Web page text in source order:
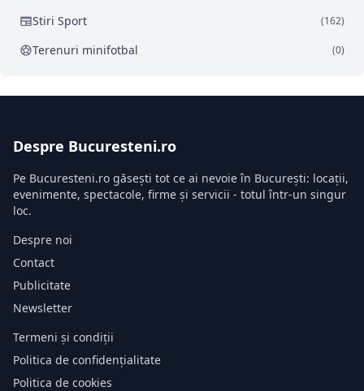
Stiri Sport (162)
Terenuri minifotbal (0)
Despre Bucuresteni.ro
Pe Bucuresteni.ro găsești tot ce ai nevoie în București: locații,
evenimente, spectacole, firme și servicii - totul într-un singur
loc.
Despre noi
Contact
Publicitate
Newsletter
Termeni și condiții
Politica de confidențialitate
Politica de cookies